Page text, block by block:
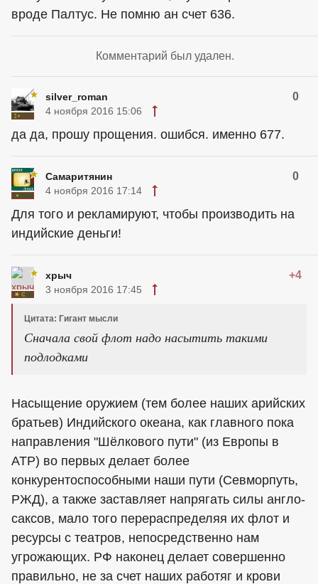
вроде Палтус. Не помню ан счет 636.
Комментарий был удален.
silver_roman 0
4 ноября 2016 15:06
да да, прошу прощения. ошибся. именно 677.
Самаритянин 0
4 ноября 2016 17:14
Для того и рекламируют, чтобы производить на
индийские деньги!
хрыч +4
3 ноября 2016 17:45
Цитата: Гигант мысли
Сначала свой флот надо насытить такими
подлодками
Насыщение оружием (тем более наших арийских
братьев) Индийского океана, как главного пока
направления "Шёлкового пути" (из Европы в
АТР) во первых делает более
конкурентоспособными наши пути (Севморпуть,
РЖД), а также заставляет напрягать силы англо-
саксов, мало того перераспределяя их флот и
ресурсы с театров, непосредственно нам
угрожающих. РФ наконец делает совершенно
правильно, не за счет наших работяг и крови